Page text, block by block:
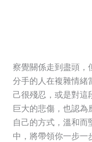
察覺關係走到盡頭，
分手的人在複雜情緒
己很殘忍，或是對這
巨大的悲傷，也認為
自己的方式，溫和
中，將帶領你一步一